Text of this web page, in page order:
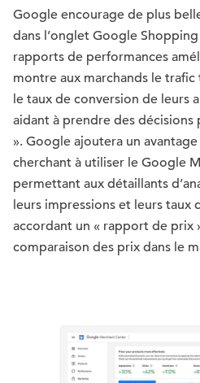
Google encourage de plus
dans l’onglet Google
rapports de performances
montre aux marchands le
le taux de conversion de leurs
aidant à prendre des décisions
». Google ajoutera un
cherchant à utiliser le Google
permettant aux détaillants
leurs impressions et leurs taux
accordant un « rapport de prix
comparaison des prix dans le